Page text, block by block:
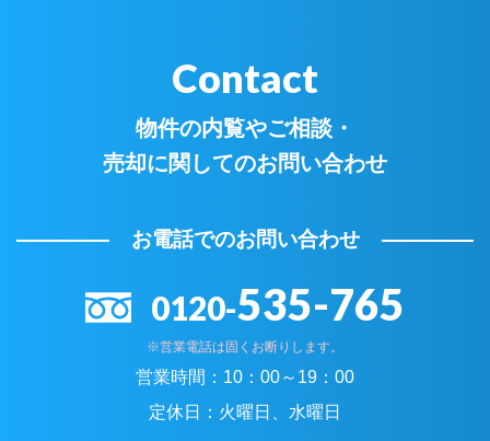
Contact
物件の内覧やご相談・
売却に関してのお問い合わせ
お電話でのお問い合わせ
0120-535-765
※営業電話は固くお断りします。
営業時間： 10：00～19：00
定休日： 火曜日、水曜日